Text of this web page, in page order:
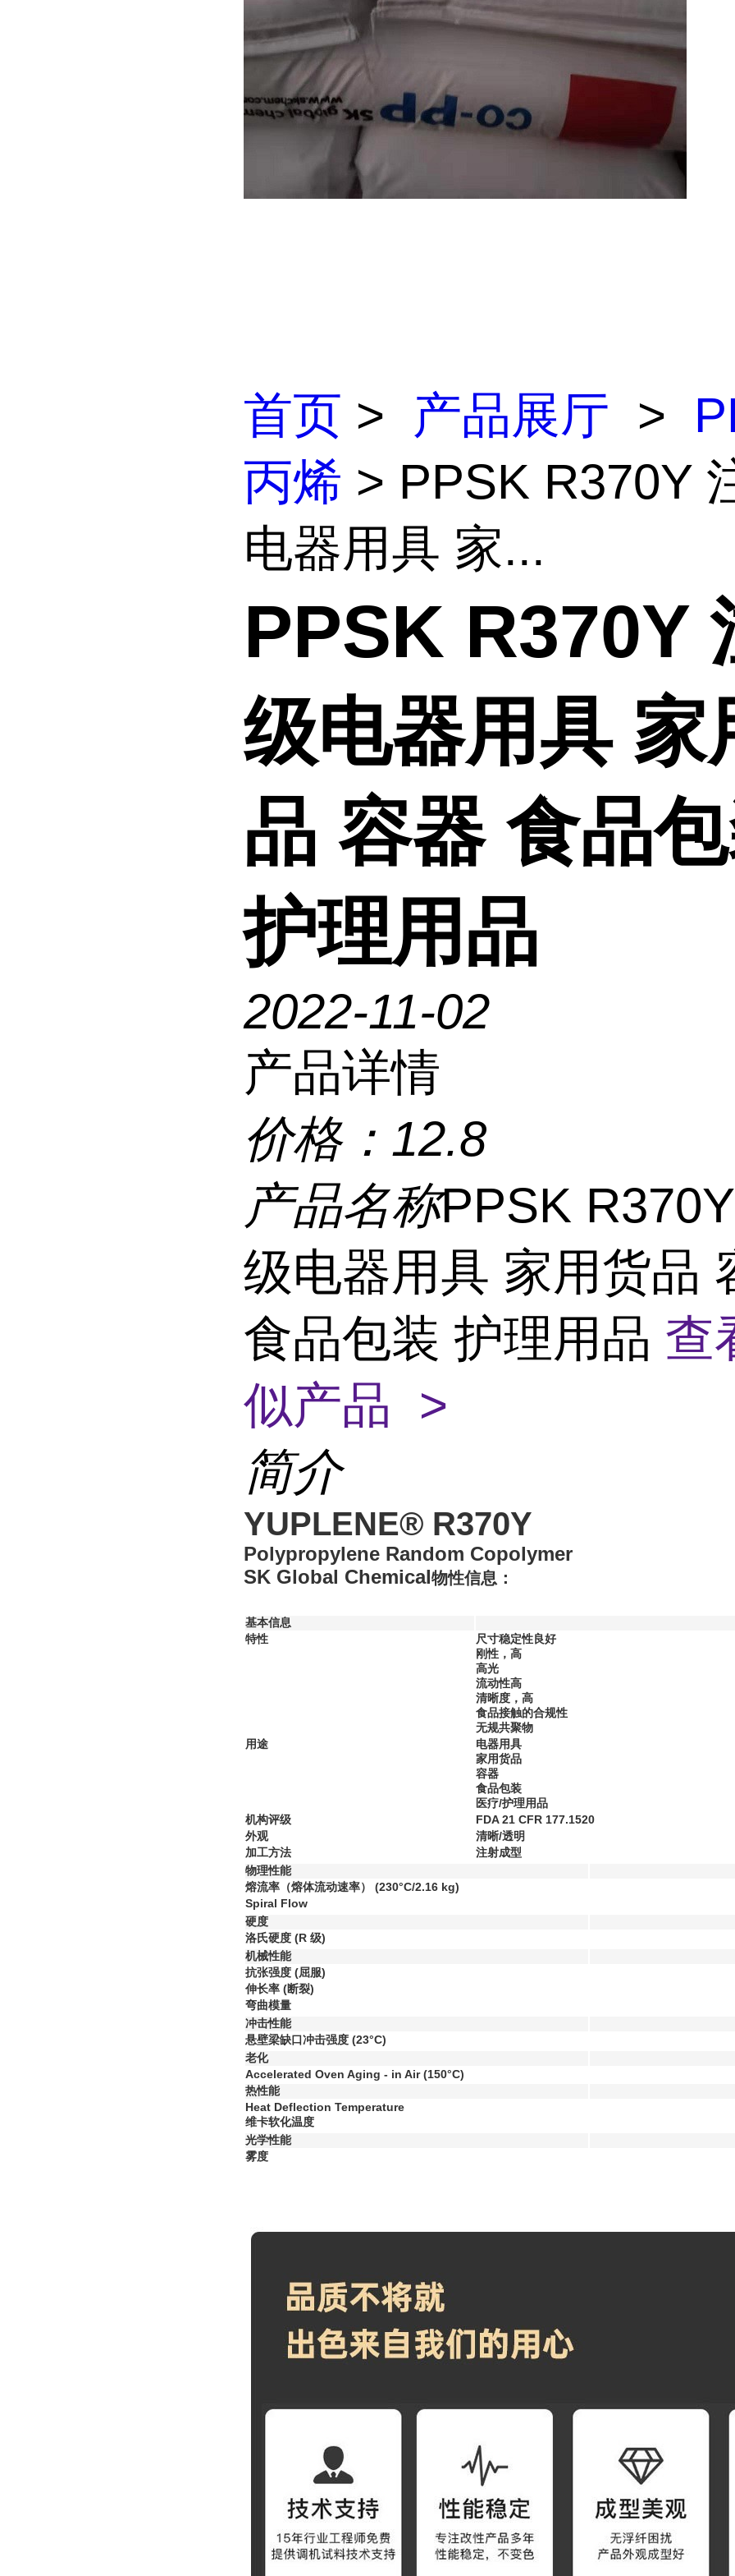
首页 > 产品展厅 >
丙烯 > PPSK R370Y
电器用具 家...
PPSK R370Y
级电器用具 家
品 容器 食品
护理用品
2022-11-02
产品详情
价格： 12.8
产品名称PPSK
级电器用具 家用货品
食品包装 护理用品 查
似产品 >
简介
YUPLENE® R370Y
Polypropylene Random Copolymer
SK Global Chemical物性信息：
基本信息
特性
尺寸稳定性良好
刚性，高
高光
流动性高
清晰度，高
食品接触的合规性
无规共聚物
用途
电器用具
家用货品
容器
食品包装
医疗/护理用品
机构评级
FDA 21 CFR 177.1520
外观
清晰/透明
加工方法
注射成型
物理性能
熔流率（熔体流动速率） (230°C/2.16 kg)
Spiral Flow
硬度
洛氏硬度 (R 级)
机械性能
抗张强度 (屈服)
伸长率 (断裂)
弯曲模量
冲击性能
悬壁梁缺口冲击强度 (23°C)
老化
Accelerated Oven Aging - in Air(150°C)
热性能
Heat Deflection Temperature
维卡软化温度
光学性能
雾度